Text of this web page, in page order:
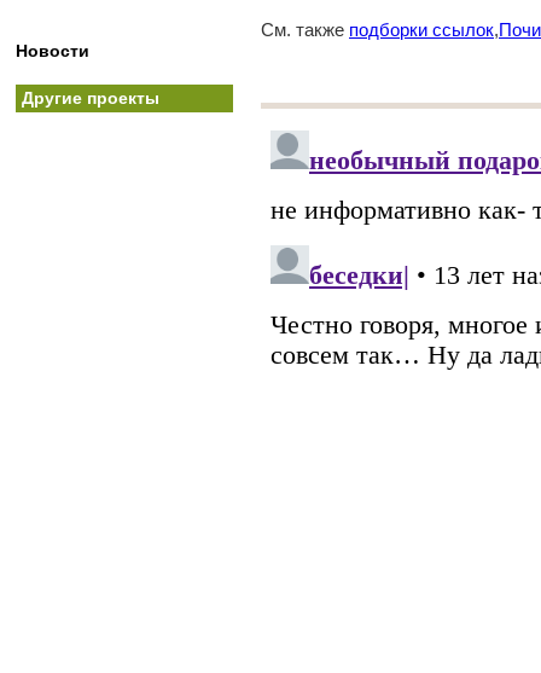
Новости
Другие проекты
См. также подборки ссылок,